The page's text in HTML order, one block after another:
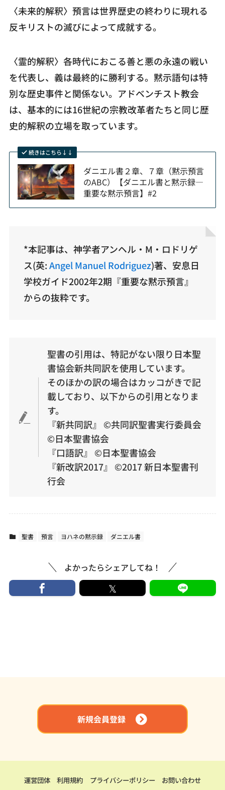
〈未来的解釈〉預言は世界歴史の終わりに現れる
反キリストの滅びによって成就する。
〈霊的解釈〉各時代におこる善と悪の永遠の戦い
を代表し、義は最終的に勝利する。黙示語句は特
別な歴史事件と関係ない。アドベンチスト教会
は、基本的には16世紀の宗教改革者たちと同じ歴
史的解釈の立場を取っています。
続きはこちら↓↓
ダニエル書２章、７章（黙示預言
のABC）【ダニエル書と黙示録—
重要な黙示預言】#2
*本記事は、神学者アンヘル・M・ロドリゲ
ス(英:Angel Manuel Rodriguez)著、安息日
学校ガイド2002年2期『重要な黙示預言』
からの抜粋です。
聖書の引用は、特記がない限り日本聖
書協会新共同訳を使用しています。
そのほかの訳の場合はカッコがきで記
載しており、以下からの引用となりま
す。
『新共同訳』 ©︎共同訳聖書実行委員会
©︎日本聖書協会
『口語訳』 ©︎日本聖書協会
『新改訳2017』 ©2017 新日本聖書刊
行会
聖書 預言 ヨハネの黙示録 ダニエル書
よかったらシェアしてね！
新規会員登録
運営団体 利用規約 プライバシーポリシー お問い合わせ